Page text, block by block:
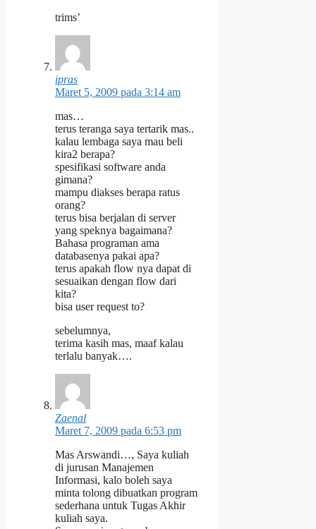
trims’
ipras
Maret 5, 2009 pada 3:14 am
mas…
terus teranga saya tertarik mas..
kalau lembaga saya mau beli
kira2 berapa?
spesifikasi software anda
gimana?
mampu diakses berapa ratus
orang?
terus bisa berjalan di server
yang speknya bagaimana?
Bahasa programan ama
databasenya pakai apa?
terus apakah flow nya dapat di
sesuaikan dengan flow dari
kita?
bisa user request to?
sebelumnya,
terima kasih mas, maaf kalau
terlalu banyak….
Zaenal
Maret 7, 2009 pada 6:53 pm
Mas Arswandi…, Saya kuliah
di jurusan Manajemen
Informasi, kalo boleh saya
minta tolong dibuatkan program
sederhana untuk Tugas Akhir
kuliah saya.